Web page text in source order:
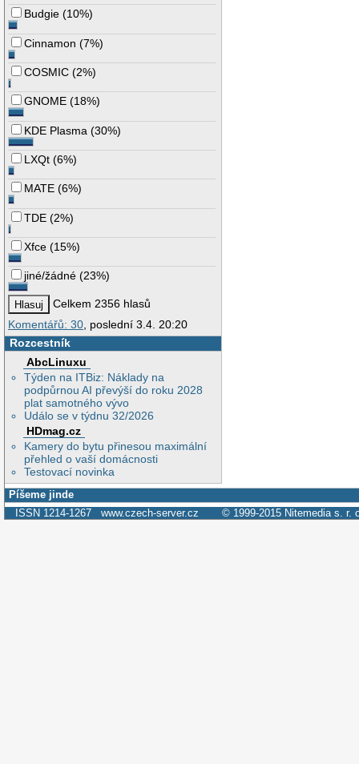
Budgie (10%)
Cinnamon (7%)
COSMIC (2%)
GNOME (18%)
KDE Plasma (30%)
LXQt (6%)
MATE (6%)
TDE (2%)
Xfce (15%)
jiné/žádné (23%)
Celkem 2356 hlasů
Komentářů: 30 , poslední 3.4. 20:20
Rozcestník
AbcLinuxu
Týden na ITBiz: Náklady na
podpůrnou AI převýší do roku 2028
plat samotného vývo
Událo se v týdnu 32/2026
HDmag.cz
Kamery do bytu přinesou maximální
přehled o vaší domácnosti
Testovací novinka
Píšeme jinde
ISSN 1214-1267 www.czech-server.cz © 1999-2015 Nitemedia s. r.